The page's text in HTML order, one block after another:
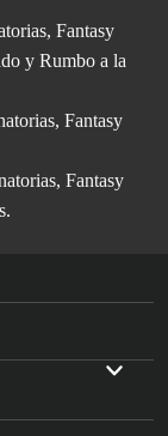
Fantasy
y Rumbo a la
Fantasy
Fantasy